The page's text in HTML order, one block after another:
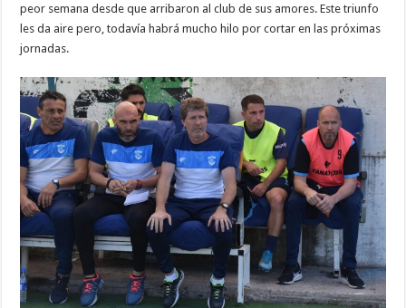
peor semana desde que arribaron al club de sus amores. Este triunfo
les da aire pero, todavía habrá mucho hilo por cortar en las próximas
jornadas.